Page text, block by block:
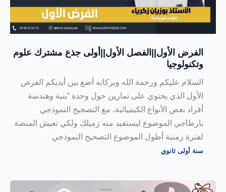
الفرض الأول||الفصل الأول||أولى جذع مشترك علوم
وتكنولوجيا
السلام عليكم ورحمة الله وبركاته أضع بين أيديكم الفرض
الأول الذي يحتوي على تمارين حول وحدة “بنية وهندسة
أفراد بعض الأنواع الكيميائية، مع التصحيح النموذجي
بارطاجي الموضوع ليستفيد منه زميلك ولكي تعيش المنصة
لفترة زمنية أطول الموضوع التصحيح النموذجي
سنة أولى ثانوي